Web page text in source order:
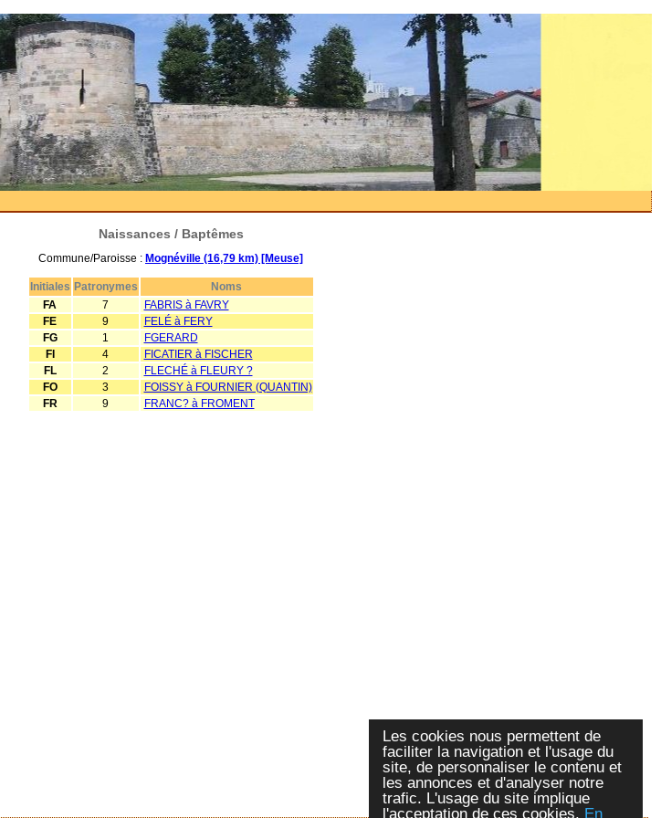
Les cookies nous permettent de
faciliter la navigation et l'usage du
site, de personnaliser le contenu et
les annonces et d'analyser notre
trafic. L'usage du site implique
l'acceptation de ces cookies. En
Naissances / Baptêmes
Commune/Paroisse : Mognéville (16,79 km) [Meuse]
Initiales Patronymes
Noms
FA
7
FABRIS à FAVRY
FE
9
FELÉ à FERY
FG
1
FGERARD
FI
4
FICATIER à FISCHER
FL
2
FLECHÉ à FLEURY ?
FO
3
FOISSY à FOURNIER (QUANTIN)
FR
9 FRANC? à FROMENT